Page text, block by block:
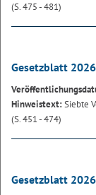
(S. 475 - 481)
Gesetzblatt
Hinweistext:Siebte
(S. 451 - 474)
Gesetzblatt